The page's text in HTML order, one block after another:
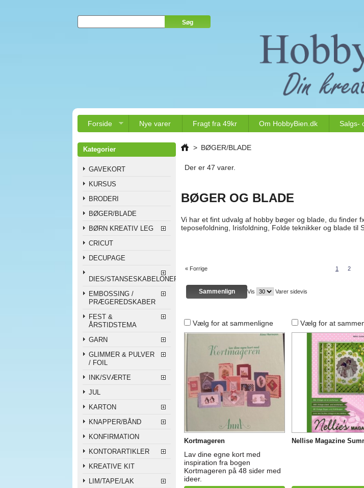
Forside Nye varer Fragt fra 49kr Om HobbyBien.dk Salgs-
Kategorier
GAVEKORT
KURSUS
BRODERI
BØGER/BLADE
BØRN KREATIV LEG
CRICUT
DECUPAGE
DIES/STANSESKABELONER
EMBOSSING /
PRÆGEREDSKABER
FEST &
ÅRSTIDSTEMA
GARN
GLIMMER & PULVER
/ FOIL
INK/SVÆRTE
JUL
KARTON
KNAPPER/BÅND
KONFIRMATION
KONTORARTIKLER
KREATIVE KIT
LIM/TAPE/LAK
> BØGER/BLADE
Der er 47 varer.
BØGER OG BLADE
Vi har et fint udvalg af hobby bøger og blade, du finder
teposefoldning, Irisfoldning, Folde teknikker og blade til
« Forrige 1 2
Vis Varer sidevis
Vælg for at sammenligne
Kortmageren
Lav dine egne kort med
inspiration fra bogen
Kortmageren på 48 sider med
ideer.
Vælg for at
Nellise Magazine